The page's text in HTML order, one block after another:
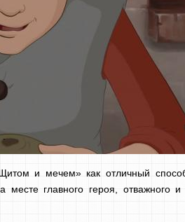
и мечем» как отличный
главного героя, отважного